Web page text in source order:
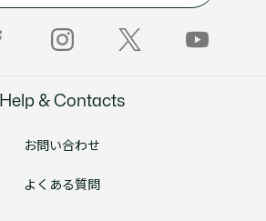
Help & Contacts
お問い合わせ
よくある質問